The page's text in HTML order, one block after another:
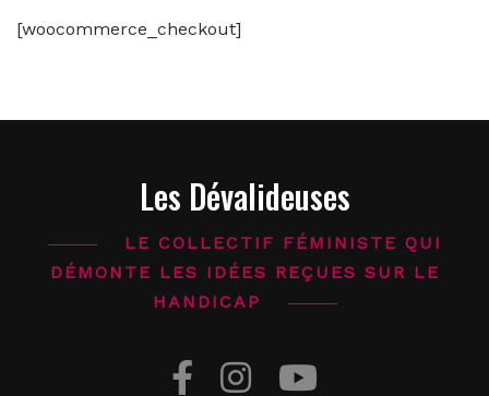
[woocommerce_checkout]
Les Dévalideuses
LE COLLECTIF FÉMINISTE QUI
DÉMONTE LES IDÉES REÇUES SUR LE
HANDICAP